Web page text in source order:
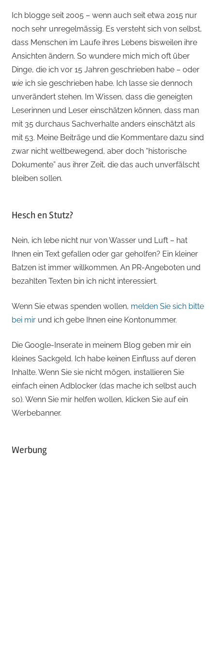
Ich blogge seit 2005 – wenn auch seit etwa 2015 nur
noch sehr unregelmässig. Es versteht sich von selbst,
dass Menschen im Laufe ihres Lebens bisweilen ihre
Ansichten ändern. So wundere mich mich oft über
Dinge, die ich vor 15 Jahren geschrieben habe – oder
wie ich sie geschrieben habe. Ich lasse sie dennoch
unverändert stehen. Im Wissen, dass die geneigten
Leserinnen und Leser einschätzen können, dass man
mit 35 durchaus Sachverhalte anders einschätzt als
mit 53. Meine Beiträge und die Kommentare dazu sind
zwar nicht weltbewegend, aber doch “historische
Dokumente” aus ihrer Zeit, die das auch unverfälscht
bleiben sollen.
Hesch en Stutz?
Nein, ich lebe nicht nur von Wasser und Luft – hat
Ihnen ein Text gefallen oder gar geholfen? Ein kleiner
Batzen ist immer willkommen. An PR-Angeboten und
bezahlten Texten bin ich nicht interessiert.
Wenn Sie etwas spenden wollen, melden Sie sich bitte
bei mir und ich gebe Ihnen eine Kontonummer.
Die Google-Inserate in meinem Blog geben mir ein
kleines Sackgeld. Ich habe keinen Einfluss auf deren
Inhalte. Wenn Sie sie nicht mögen, installieren Sie
einfach einen Adblocker (das mache ich selbst auch
so). Wenn Sie mir helfen wollen, klicken Sie auf ein
Werbebanner.
Werbung